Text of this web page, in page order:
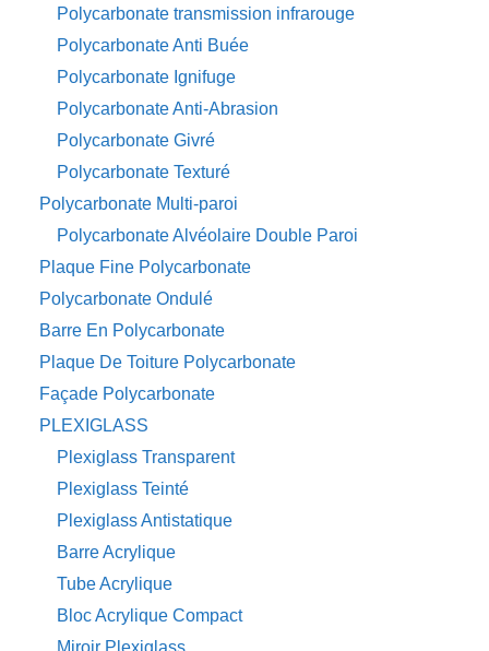
Polycarbonate transmission infrarouge
Polycarbonate Anti Buée
Polycarbonate Ignifuge
Polycarbonate Anti-Abrasion
Polycarbonate Givré
Polycarbonate Texturé
Polycarbonate Multi-paroi
Polycarbonate Alvéolaire Double Paroi
Plaque Fine Polycarbonate
Polycarbonate Ondulé
Barre En Polycarbonate
Plaque De Toiture Polycarbonate
Façade Polycarbonate
PLEXIGLASS
Plexiglass Transparent
Plexiglass Teinté
Plexiglass Antistatique
Barre Acrylique
Tube Acrylique
Bloc Acrylique Compact
Miroir Plexiglass